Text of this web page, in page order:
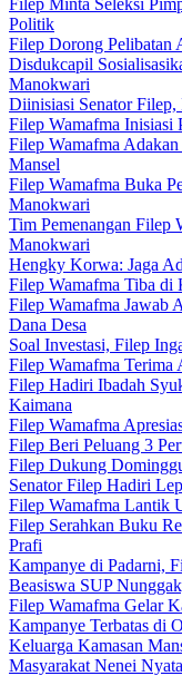
Filep Minta Seleksi
Politik
Filep Dorong Pelibatan
Disdukcapil
Manokwari
Diinisiasi Senator Filep,
Filep Wamafma Inisiasi
Filep Wamafma
Mansel
Filep Wamafma Buka
Manokwari
Tim Pemenangan Filep
Manokwari
Hengky Korwa: Jaga
Filep Wamafma Tiba di
Filep Wamafma Jawab
Dana Desa
Soal Investasi, Filep
Filep Wamafma Terima
Filep Hadiri Ibadah
Kaimana
Filep Wamafma
Filep Beri Peluang 3
Filep Dukung
Senator Filep Hadiri
Filep Wamafma Lantik
Filep Serahkan Buku
Prafi
Kampanye di Padarni,
Beasiswa SUP
Filep Wamafma Gelar
Kampanye Terbatas di
Keluarga Kamasan
Masyarakat Nenei